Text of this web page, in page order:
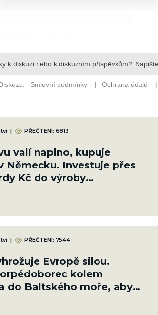
| PŘEČTENÍ: 6813
valí naplno, kupuje
Německu. Investuje přes
Kč do výroby
a munice
| PŘEČTENÍ: 7544
Evropě silou.
kolem
do Baltského moře, aby
zájmy